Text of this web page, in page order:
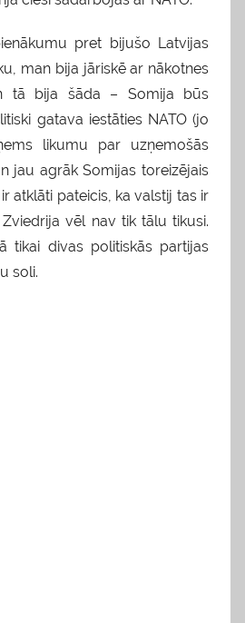
pret bijušo Latvijas
man bija jāriskē ar nākotnes
tā bija šāda – Somija būs
gatava iestāties NATO (jo
likumu par uzņemošās
jau agrāk Somijas toreizējais
atklāti pateicis, ka valstij tas ir
vēl nav tik tālu tikusi.
tikai divas politiskās partijas
soli.